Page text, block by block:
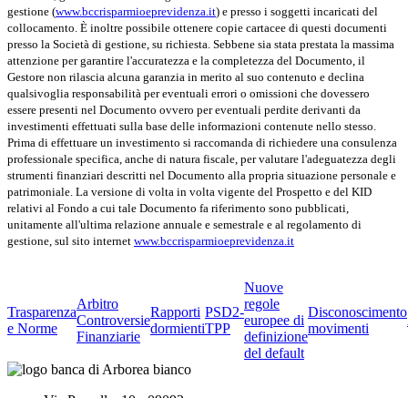
gestione (www.bccrisparmioeprevidenza.it) e presso i soggetti incaricati del
collocamento. È inoltre possibile ottenere copie cartacee di questi documenti
presso la Società di gestione, su richiesta. Sebbene sia stata prestata la massima
attenzione per garantire l'accuratezza e la completezza del Documento, il
Gestore non rilascia alcuna garanzia in merito al suo contenuto e declina
qualsivoglia responsabilità per eventuali errori o omissioni che dovessero
essere presenti nel Documento ovvero per eventuali perdite derivanti da
investimenti effettuati sulla base delle informazioni contenute nello stesso.
Prima di effettuare un investimento si raccomanda di richiedere una consulenza
professionale specifica, anche di natura fiscale, per valutare l'adeguatezza degli
strumenti finanziari descritti nel Documento alla propria situazione personale e
patrimoniale. La versione di volta in volta vigente del Prospetto e del KID
relativi al Fondo a cui tale Documento fa riferimento sono pubblicati,
unitamente all'ultima relazione annuale e semestrale e al regolamento di
gestione, sul sito internet www.bccrisparmioeprevidenza.it
Trasparenza
e Norme
Arbitro
Controversie
Finanziarie
Rapporti
dormienti
PSD2-
TPP
Nuove
regole
europee di
definizione
del default
Disconoscimento
movimenti